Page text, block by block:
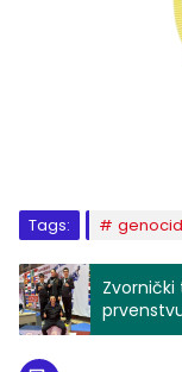
Tags: genocid